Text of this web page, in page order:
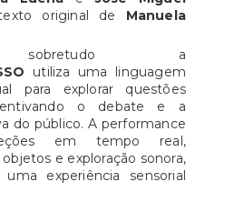
original de Manuela
sobretudo a
utiliza uma linguagem
para explorar questões
o debate e a
do público. A performance
em tempo real,
e exploração sonora,
uma experiência sensorial